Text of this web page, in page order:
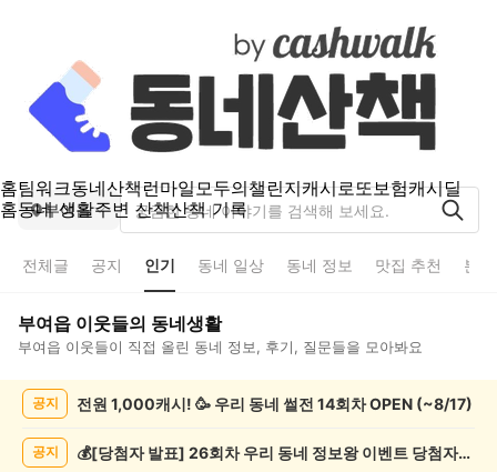
홈팀워크동네산책런마일모두의챌린지캐시로또보험캐시딜
홈동네 생활주변 산책산책 기록
부여읍
전체글 공지 인기 동네 일상 동네 정보 맛집 추천 분
부여읍 이웃들의 동네생활
부여읍 이웃들이 직접 올린 동네 정보, 후기, 질문들을 모아봐요
공지 전원 1,000캐시! 🥳 우리 동네 썰전 14회차 OPEN (~8/17)
공지 💰[당첨자 발표] 26회차 우리 동네 정보왕 이벤트 당첨자를 발표합니다!